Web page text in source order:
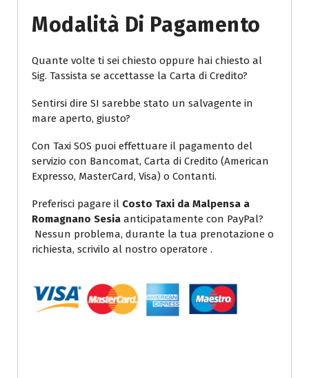
Modalità Di Pagamento
Quante volte ti sei chiesto oppure hai chiesto al
Sig. Tassista se accettasse la Carta di Credito?
Sentirsi dire SI sarebbe stato un salvagente in
mare aperto, giusto?
Con Taxi SOS puoi effettuare il pagamento del
servizio con Bancomat, Carta di Credito (American
Expresso, MasterCard, Visa) o Contanti.
Preferisci pagare il Costo Taxi da Malpensa a
Romagnano Sesia anticipatamente con PayPal?
Nessun problema, durante la tua prenotazione o
richiesta, scrivilo al nostro operatore .